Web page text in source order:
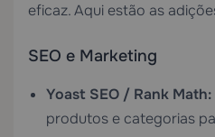
eficaz. Aqui estão as
SEO e Marketing
Yoast SEO / Rank Math:
produtos e categorias